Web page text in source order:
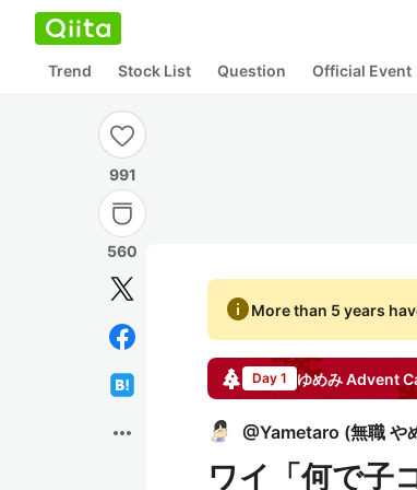
Trend Stock List Question Official Event
991
560
more_horiz
infoMore than 5 years
Day 1 ゆめみAdvent
@Yametaro (無職 や
ワイ「何で子